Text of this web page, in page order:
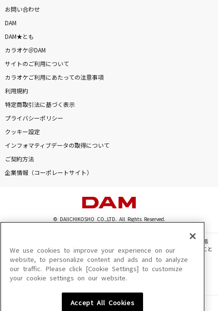
お問い合わせ
DAM
DAM★とも
カラオケ＠DAM
サイトのご利用について
カラオケご利用にあたっての注意事項
利用規約
特定商取引法に基づく表示
プライバシーポリシー
クッキー設定
インフォマティブデータの取得について
ご契約方法
企業情報（コーポレートサイト）
© DAIICHIKOSHO CO.,LTD. All Rights Reserved.
このサイトに掲載されている一切の文章・画像・写真・動画・音声等を、手段や形態
を問わず、著作権法の定める範囲を超えて無断で複製、転載、ファイル化などすること
を禁じます。
楽曲及びコンテンツは、機種によりご利用いただけない場合があります。
楽曲及びコンテンツの配信日、配信内容が変更になる場合があります。
We use cookies to improve your experience on our
website, to personalize content and ads and to analyze
our traffic. Please click [Cookie Settings] to customize
your cookie settings on our website.
Accept All Cookies